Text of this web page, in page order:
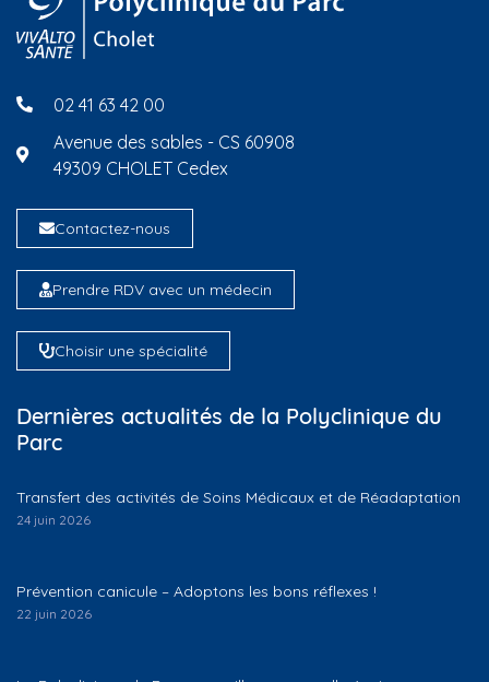
02 41 63 42 00
Avenue des sables - CS 60908
49309 CHOLET Cedex
Contactez-nous
Prendre RDV avec un médecin
Choisir une spécialité
Dernières actualités de la Polyclinique du
Parc
Transfert des activités de Soins Médicaux et de Réadaptation
24 juin 2026
Prévention canicule – Adoptons les bons réflexes !
22 juin 2026